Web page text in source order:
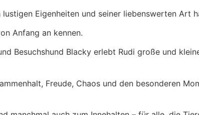
Eigenheiten und seiner liebenswerten Art
Anfang an kennen.
Besuchshund Blacky erlebt Rudi große und
Freude, Chaos und den besonderen